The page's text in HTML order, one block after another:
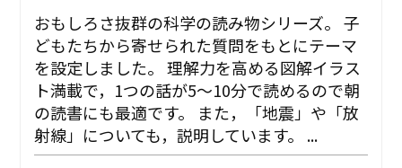
おもしろさ抜群の科学の読み物シリーズ。 子
どもたちから寄せられた質問をもとにテーマ
を設定しました。 理解力を高める図解イラス
ト満載で，1つの話が5～10分で読めるので朝
の読書にも最適です。 また，「地震」や「放
射線」についても，説明しています。 ...